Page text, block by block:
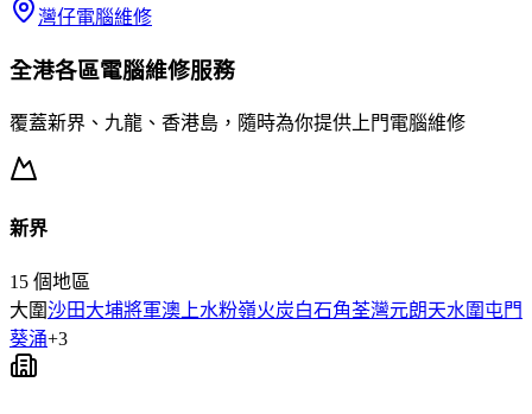
灣仔電腦維修
全港各區電腦維修服務
覆蓋新界、九龍、香港島，隨時為你提供上門電腦維修
新界
15 個地區
大圍 沙田大埔將軍澳上水粉嶺火炭白石角荃灣元朗天水圍 屯門
葵涌+3